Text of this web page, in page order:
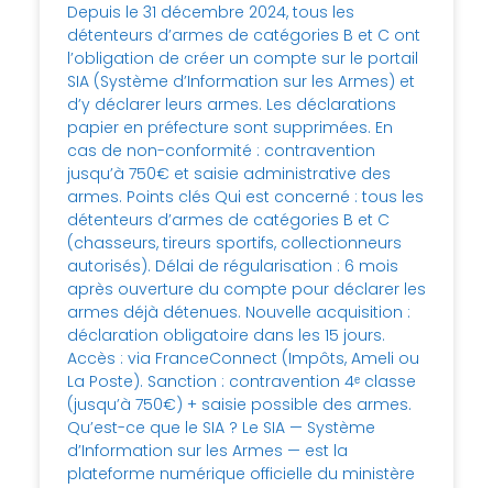
Depuis le 31 décembre 2024, tous les
détenteurs d’armes de catégories B et C ont
l’obligation de créer un compte sur le portail
SIA (Système d’Information sur les Armes) et
d’y déclarer leurs armes. Les déclarations
papier en préfecture sont supprimées. En
cas de non-conformité : contravention
jusqu’à 750€ et saisie administrative des
armes. Points clés Qui est concerné : tous les
détenteurs d’armes de catégories B et C
(chasseurs, tireurs sportifs, collectionneurs
autorisés). Délai de régularisation : 6 mois
après ouverture du compte pour déclarer les
armes déjà détenues. Nouvelle acquisition :
déclaration obligatoire dans les 15 jours.
Accès : via FranceConnect (Impôts, Ameli ou
La Poste). Sanction : contravention 4ᵉ classe
(jusqu’à 750€) + saisie possible des armes.
Qu’est-ce que le SIA ? Le SIA — Système
d’Information sur les Armes — est la
plateforme numérique officielle du ministère